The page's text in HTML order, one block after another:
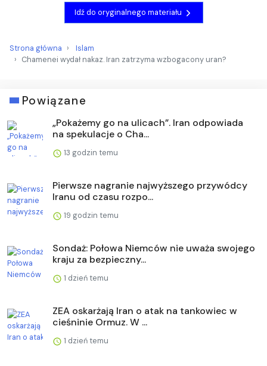
Idź do oryginalnego materiału
Strona główna
Islam
Chamenei wydał nakaz. Iran zatrzyma wzbogacony uran?
Powiązane
„Pokażemy go na ulicach”. Iran odpowiada
na spekulacje o Cha...
13 godzin temu
Pierwsze nagranie najwyższego przywódcy
Iranu od czasu rozpo...
19 godzin temu
Sondaż: Połowa Niemców nie uważa swojego
kraju za bezpieczny...
1 dzień temu
ZEA oskarżają Iran o atak na tankowiec w
cieśninie Ormuz. W ...
1 dzień temu